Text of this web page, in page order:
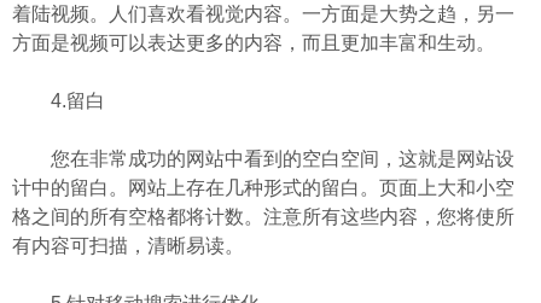
着陆视频。人们喜欢看视觉内容。一方面是大势之趋，另一
方面是视频可以表达更多的内容，而且更加丰富和生动。
4.留白
您在非常成功的网站中看到的空白空间，这就是网站设
计中的留白。网站上存在几种形式的留白。页面上大和小空
格之间的所有空格都将计数。注意所有这些内容，您将使所
有内容可扫描，清晰易读。